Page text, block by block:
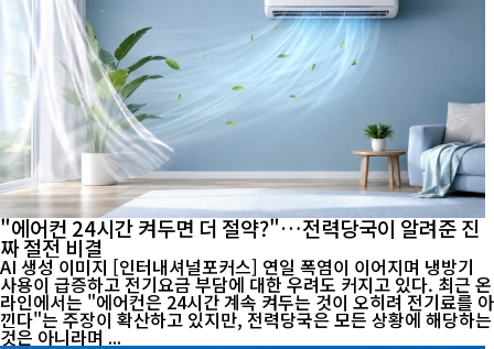
"에어컨 24시간 켜두면 더 절약?"…전력당국이 알려준 진
짜 절전 비결
AI 생성 이미지 [인터내셔널포커스] 연일 폭염이 이어지며 냉방기
사용이 급증하고 전기요금 부담에 대한 우려도 커지고 있다. 최근 온
라인에서는 "에어컨은 24시간 계속 켜두는 것이 오히려 전기료를 아
낀다"는 주장이 확산하고 있지만, 전력당국은 모든 상황에 해당하는
것은 아니라며 ...